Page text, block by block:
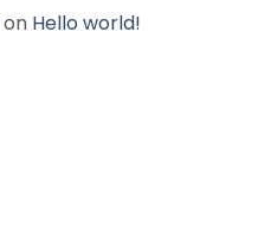
on Hello world!